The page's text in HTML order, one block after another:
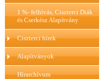
1 %- felhívás, Ciszterci Diák
és Cserkész Alapítvány
Ciszterci hírek
Alapítványok
Hírarchívum